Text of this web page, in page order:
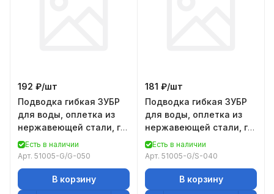
192 ₽/шт
Подводка гибкая ЗУБР
для воды, оплетка из
нержавеющей стали, г/г
1/2" - 0,5м
Есть в наличии
Арт. 51005-G/G-050
В корзину
181 ₽/шт
Подводка гибкая ЗУБР
для воды, оплетка из
нержавеющей стали, г/
ш 1/2" - 0,4м
Есть в наличии
Арт. 51005-G/S-040
В корзину